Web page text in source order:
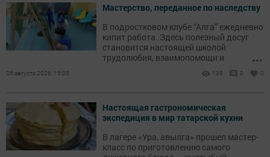
Мастерство, переданное по наследству
В подростковом клубе “Алга” ежедневно
кипит работа. Здесь полезный досуг
становится настоящей школой
трудолюбия, взаимопомощи и
...
06 августа 2026, 15:05 139 0 0
Настоящая гастрономическая
экспедиция в мир татарской кухни
В лагере «Ура, авылга» прошел мастер-
класс по приготовлению самого